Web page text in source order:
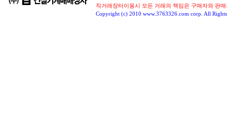
직거래장터이용시 모든 거래의 책임은 구매자와 판
Copyright (c) 2010 www.3763326.com corp. All Rights